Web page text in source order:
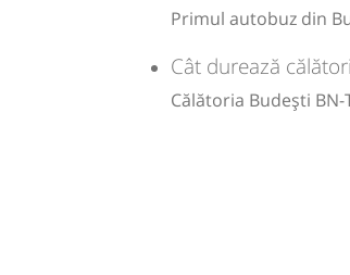
Primul autobuz din
Cât durează
Călătoria Budești